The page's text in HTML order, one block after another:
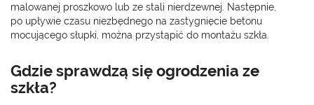
malowanej proszkowo lub ze stali nierdzewnej. Następnie,
po upływie czasu niezbędnego na zastygnięcie betonu
mocującego słupki, można przystąpić do montażu szkła.
Gdzie sprawdzą się ogrodzenia ze
szkła?